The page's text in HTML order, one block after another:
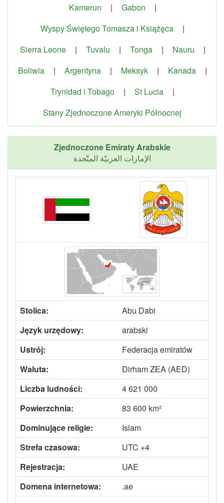
Kamerun
| Gabon
|
Wyspy Świętego Tomasza i Książęca
|
Sierra Leone
| Tuvalu | Tonga | Nauru
|
Boliwia
| Argentyna | Meksyk | Kanada
|
Trynidad i Tobago
| St Lucia
|
Stany Zjednoczone Ameryki Północnej
Zjednoczone Emiraty Arabskie
الإمارات العربيّة المتّحدة
Stolica:
Abu Dabi
Język urzędowy:
arabski
Ustrój:
Federacja emiratów
Waluta:
Dirham ZEA (AED)
Liczba ludności:
4 621 000
Powierzchnia:
83 600 km²
Dominujące religie:
Islam
Strefa czasowa:
UTC +4
Rejestracja:
UAE
Domena internetowa:
.ae